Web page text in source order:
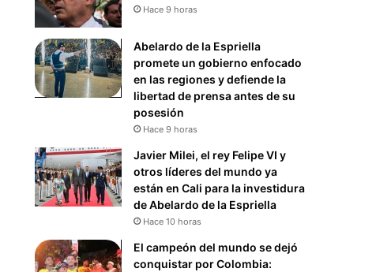
Hace 9 horas
Abelardo de la Espriella
promete un gobierno enfocado
en las regiones y defiende la
libertad de prensa antes de su
posesión
Hace 9 horas
Javier Milei, el rey Felipe VI y
otros líderes del mundo ya
están en Cali para la investidura
de Abelardo de la Espriella
Hace 10 horas
El campeón del mundo se dejó
conquistar por Colombia: